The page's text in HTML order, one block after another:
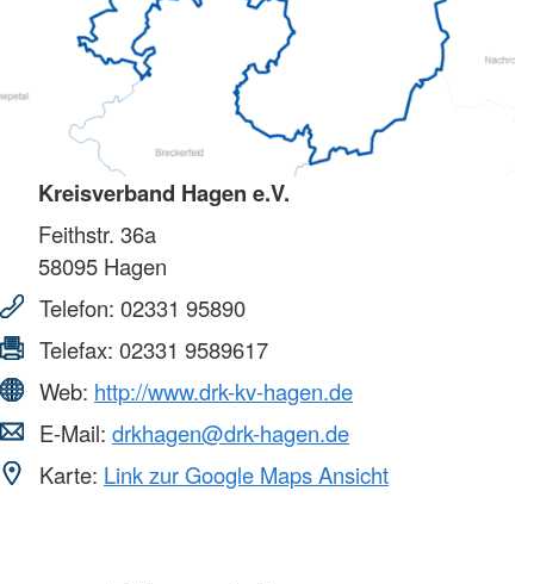
Kreisverband Hagen e.V.
Feithstr. 36a
58095 Hagen
Telefon: 02331 95890
Telefax: 02331 9589617
Web: http://www.drk-kv-hagen.de
E-Mail: drkhagen@drk-hagen.de
Karte: Link zur Google Maps Ansicht